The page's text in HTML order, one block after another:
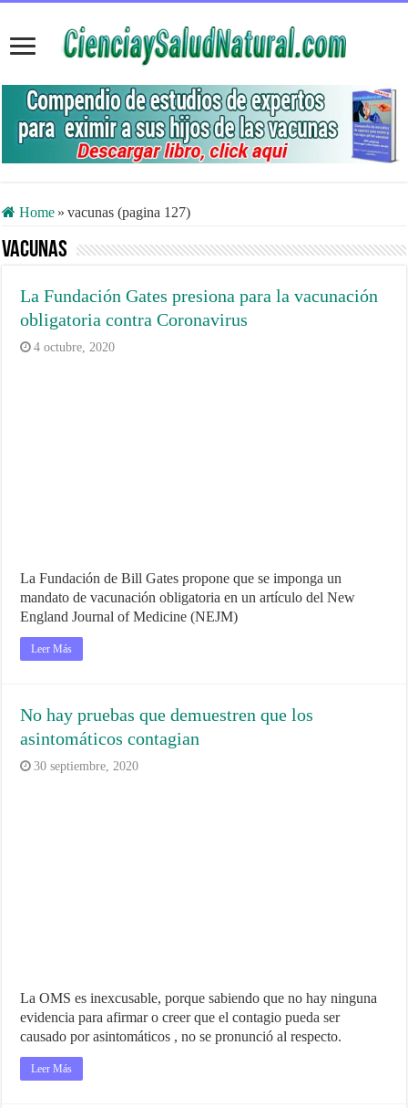
Home » vacunas (pagina 127)
vacunas
La Fundación Gates presiona para la vacunación
obligatoria contra Coronavirus
4 octubre, 2020
La Fundación de Bill Gates propone que se imponga un
mandato de vacunación obligatoria en un artículo del New
England Journal of Medicine (NEJM)
Leer Más
No hay pruebas que demuestren que los
asintomáticos contagian
30 septiembre, 2020
La OMS es inexcusable, porque sabiendo que no hay ninguna
evidencia para afirmar o creer que el contagio pueda ser
causado por asintomáticos , no se pronunció al respecto.
Leer Más